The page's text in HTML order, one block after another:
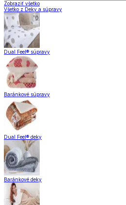
Zobraziť všetko
Všetko z Deky a súpravy
Dual Feel® súpravy
Baránkové súpravy
Dual Feel® deky
Baránkové deky